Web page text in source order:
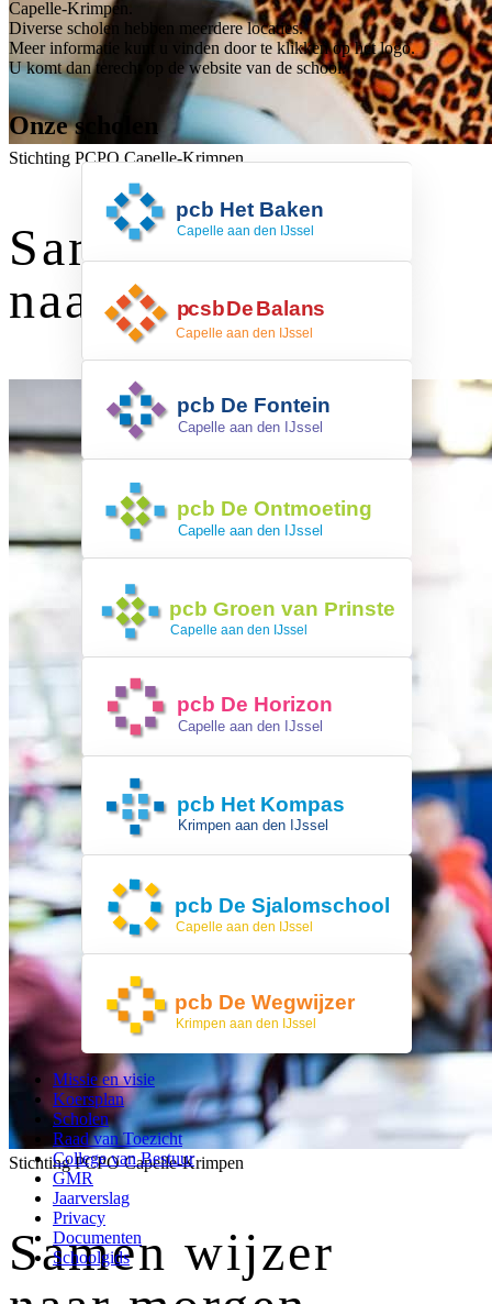
Stichting PCPO Capelle-Krimpen
Samen wijzer
naar morgen
Stichting PCPO Capelle-Krimpen
Samen wijzer
Capelle-Krimpen.
Diverse scholen hebben meerdere locaties.
Meer informatie kunt u vinden door te klikken op het logo.
U komt dan terecht op de website van de school.
Onze scholen
pcb Het Baken
2907 BD Capelle aan den IJssel
pcsb De Balans
2901 CL Capelle aan den IJssel
pcb De Fontein
Jan de Geusrede 39
pcb De Ontmoeting
Fascinatio Boulevard 470
2909 VA Capelle aan den IJssel
pcb De Groen van Prinsterer
Ericaplein 11
2906 CG Capelle aan den IJssel
pcb De Horizon
2903 TJ Capelle aan den IJssel
pcb Het Kompas
Patrijzenstraat 53
2922 GN Krimpen aan den IJssel
pcb De Sjalomschool
Hermitage 46-48
2907NB Capelle aan den IJssel
pcb De Wegwijzer
Hyacint 1A
2925 EN Krimpen aan den IJssel
Missie en visie
Koersplan
Scholen
Raad van Toezicht
College van Bestuur
GMR
Jaarverslag
Privacy
Documenten
Schoolgids